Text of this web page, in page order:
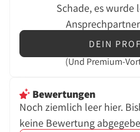
Schade, es wurde
DEIN
(Und Premium-
Bewertungen
Noch ziemlich leer hier.
keine Bewertung